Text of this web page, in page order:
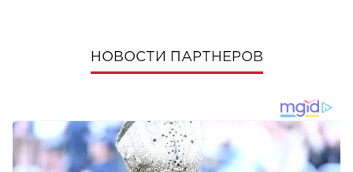
НОВОСТИ ПАРТНЕРОВ